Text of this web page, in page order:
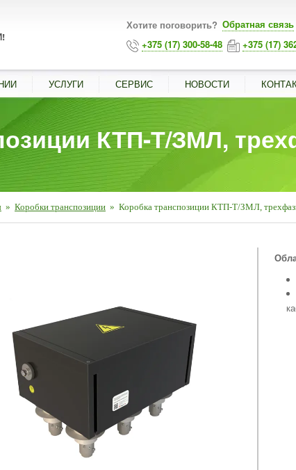
Хотите поговорить? Обратная связь
+375 (17) 300-58-48
+375 (17)
УСЛУГИ СЕРВИС НОВОСТИ
КТП-Т/ЗМЛ,
» Коробки транспозиции » Коробка транспозиции КТП-Т/ЗМЛ,
■